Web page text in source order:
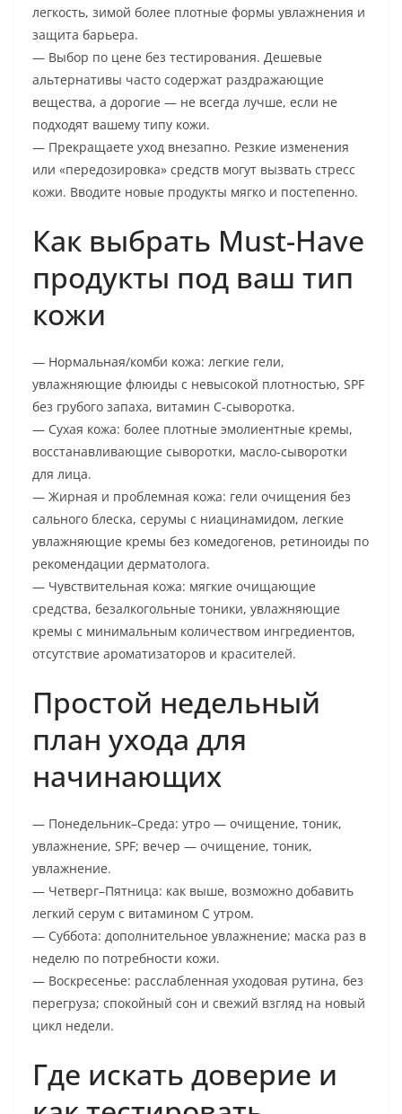
легкость, зимой более плотные формы увлажнения и
защита барьера.
— Выбор по цене без тестирования. Дешевые
альтернативы часто содержат раздражающие
вещества, а дорогие — не всегда лучше, если не
подходят вашему типу кожи.
— Прекращаете уход внезапно. Резкие изменения
или «передозировка» средств могут вызвать стресс
кожи. Вводите новые продукты мягко и постепенно.
Как выбрать Must-Have
продукты под ваш тип
кожи
— Нормальная/комби кожа: легкие гели,
увлажняющие флюиды с невысокой плотностью, SPF
без грубого запаха, витамин C-сыворотка.
— Сухая кожа: более плотные эмолиентные кремы,
восстанавливающие сыворотки, масло-сыворотки
для лица.
— Жирная и проблемная кожа: гели очищения без
сального блеска, серумы с ниацинамидом, легкие
увлажняющие кремы без комедогенов, ретиноиды по
рекомендации дерматолога.
— Чувствительная кожа: мягкие очищающие
средства, безалкогольные тоники, увлажняющие
кремы с минимальным количеством ингредиентов,
отсутствие ароматизаторов и красителей.
Простой недельный
план ухода для
начинающих
— Понедельник–Среда: утро — очищение, тоник,
увлажнение, SPF; вечер — очищение, тоник,
увлажнение.
— Четверг–Пятница: как выше, возможно добавить
легкий серум с витамином C утром.
— Суббота: дополнительное увлажнение; маска раз в
неделю по потребности кожи.
— Воскресенье: расслабленная уходовая рутина, без
перегруза; спокойный сон и свежий взгляд на новый
цикл недели.
Где искать доверие и